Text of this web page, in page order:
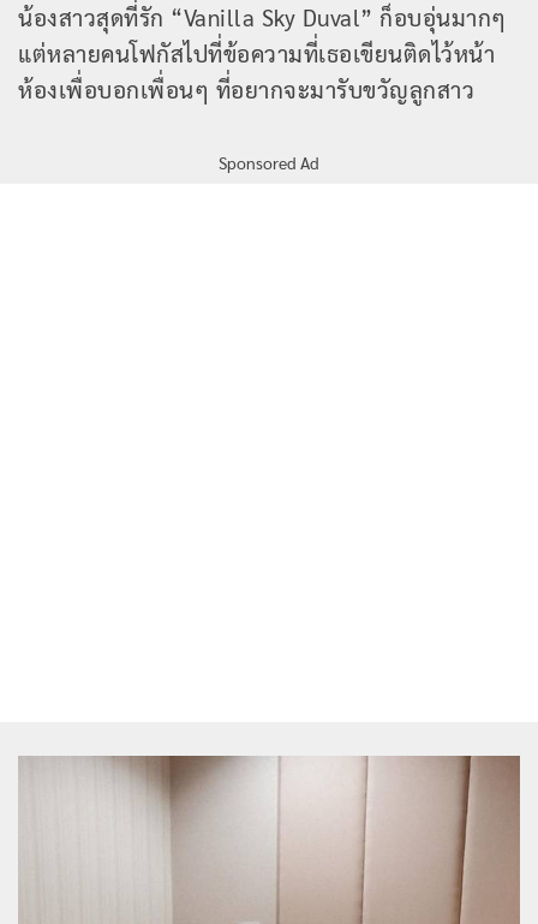
น้องสาวสุดที่รัก “Vanilla Sky Duval” ก็อบอุ่นมากๆ
แต่หลายคนโฟกัสไปที่ข้อความที่เธอเขียนติดไว้หน้า
ห้องเพื่อบอกเพื่อนๆ ที่อยากจะมารับขวัญลูกสาว
Sponsored Ad